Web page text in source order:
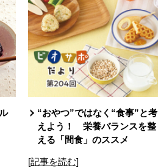
“おやつ”ではなく“食事”と考
えよう！ 栄養バランスを整
える「間食」のススメ
[記事を読む]